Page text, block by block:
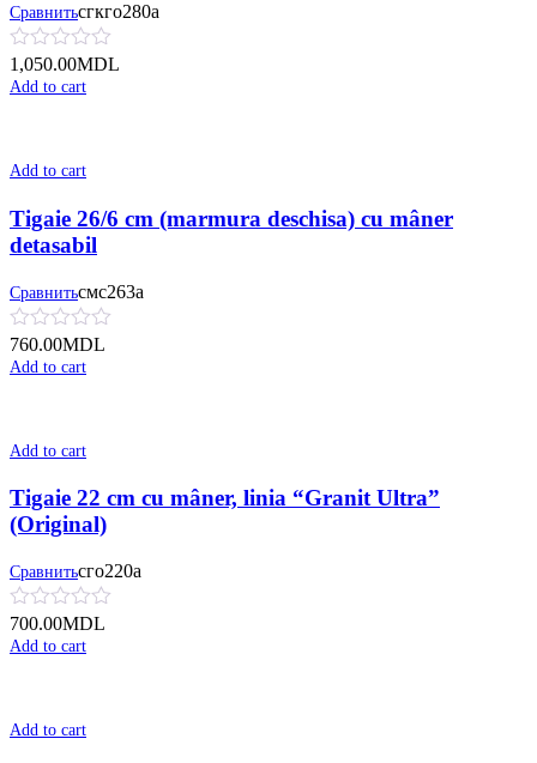
Сравнитьсгкго280а
1,050.00MDL
Add to cart
Add to cart
Tigaie 26/6 cm (marmura deschisa) cu mâner
detasabil
Сравнитьсмс263а
760.00MDL
Add to cart
Add to cart
Tigaie 22 cm cu mâner, linia “Granit Ultra”
(Original)
Сравнитьсго220а
700.00MDL
Add to cart
Add to cart